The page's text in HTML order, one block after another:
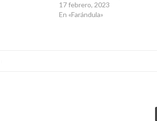
17 febrero, 2023
En «Farándula»